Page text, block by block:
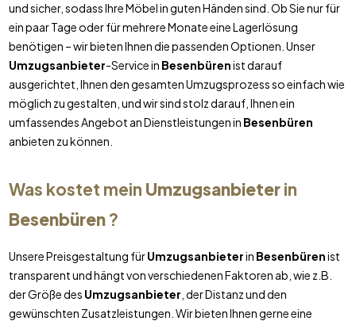
und sicher, sodass Ihre Möbel in guten Händen sind. Ob Sie nur für
ein paar Tage oder für mehrere Monate eine Lagerlösung
benötigen – wir bieten Ihnen die passenden Optionen. Unser
Umzugsanbieter-Service in Besenbürenist darauf
ausgerichtet, Ihnen den gesamten Umzugsprozess so einfach wie
möglich zu gestalten, und wir sind stolz darauf, Ihnen ein
umfassendes Angebot an Dienstleistungen in Besenbüren
anbieten zu können.
Was kostet mein Umzugsanbieterin
Besenbüren?
Unsere Preisgestaltung fürUmzugsanbieterin Besenbürenist
transparent und hängt von verschiedenen Faktoren ab, wie z.B.
der Größe des Umzugsanbieter , der Distanz und den
gewünschten Zusatzleistungen. Wir bieten Ihnen gerne eine